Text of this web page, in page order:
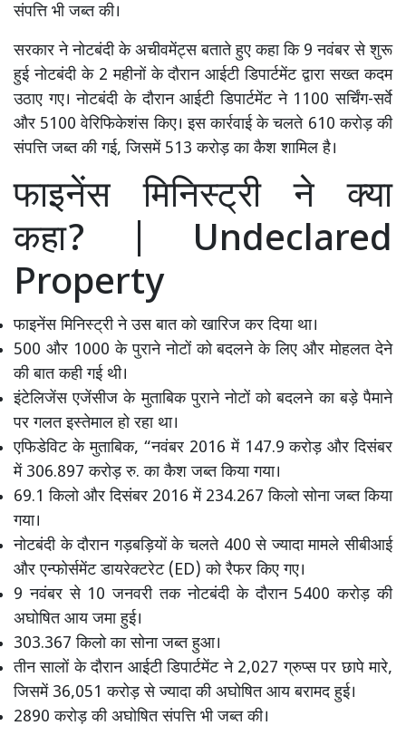
संपत्ति भी जब्त की।
सरकार ने नोटबंदी के अचीवमेंट्स बताते हुए कहा कि 9 नवंबर से शुरू
हुई नोटबंदी के 2 महीनों के दौरान आईटी डिपार्टमेंट द्वारा सख्त कदम
उठाए गए। नोटबंदी के दौरान आईटी डिपार्टमेंट ने 1100 सर्चिंग-सर्वे
और 5100 वेरिफिकेशंस किए। इस कार्रवाई के चलते 610 करोड़ की
संपत्ति जब्त की गई, जिसमें 513 करोड़ का कैश शामिल है।
फाइनेंस मिनिस्ट्री ने क्या
कहा? | Undeclared
Property
फाइनेंस मिनिस्ट्री ने उस बात को खारिज कर दिया था।
500 और 1000 के पुराने नोटों को बदलने के लिए और मोहलत देने
की बात कही गई थी।
इंटेलिजेंस एजेंसीज के मुताबिक पुराने नोटों को बदलने का बड़े पैमाने
पर गलत इस्तेमाल हो रहा था।
एफिडेविट के मुताबिक, “नवंबर 2016 में 147.9 करोड़ और दिसंबर
में 306.897 करोड़ रु. का कैश जब्त किया गया।
69.1 किलो और दिसंबर 2016 में 234.267 किलो सोना जब्त किया
गया।
नोटबंदी के दौरान गड़बड़ियों के चलते 400 से ज्यादा मामले सीबीआई
और एन्फोर्समेंट डायरेक्टरेट (ED) को रैफर किए गए।
9 नवंबर से 10 जनवरी तक नोटबंदी के दौरान 5400 करोड़ की
अघोषित आय जमा हुई।
303.367 किलो का सोना जब्त हुआ।
तीन सालों के दौरान आईटी डिपार्टमेंट ने 2,027 ग्रुप्स पर छापे मारे,
जिसमें 36,051 करोड़ से ज्यादा की अघोषित आय बरामद हुई।
2890 करोड़ की अघोषित संपत्ति भी जब्त की।